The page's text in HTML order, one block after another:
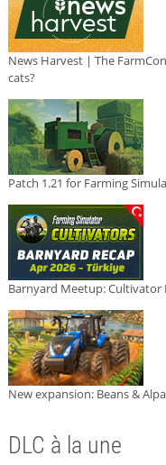
News Harvest | The
cats?
Patch 1.21 for Farming
Barnyard Meetup: Cultivator
New expansion: Beans &
DLC à la une